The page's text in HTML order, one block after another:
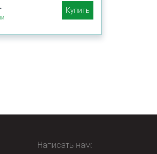
Купить
Написать нам: